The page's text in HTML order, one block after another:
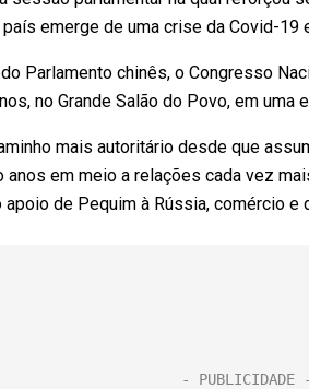
país emerge de uma crise da Covid-
Parlamento chinês, o Congresso
no Grande Salão do Povo, em uma
mais autoritário desde que
anos em meio a relações cada vez
de Pequim à Rússia, comércio e